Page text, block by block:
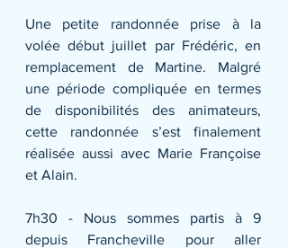
Une petite randonnée prise à la
volée début juillet par Frédéric, en
remplacement de Martine. Malgré
une période compliquée en termes
de disponibilités des animateurs,
cette randonnée s’est finalement
réalisée aussi avec Marie Françoise
et Alain.
7h30 - Nous sommes partis à 9
depuis Francheville pour aller